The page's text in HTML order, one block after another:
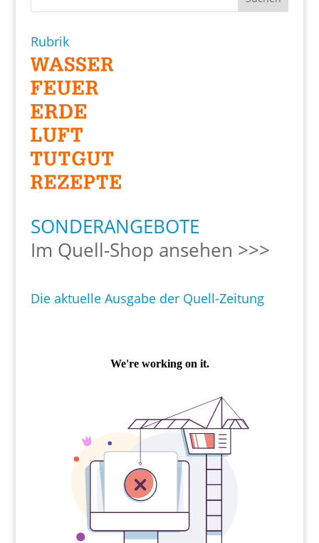
Rubrik
SONDERANGEBOTE
Im Quell-Shop ansehen >>>
Die aktuelle Ausgabe der Quell-Zeitung